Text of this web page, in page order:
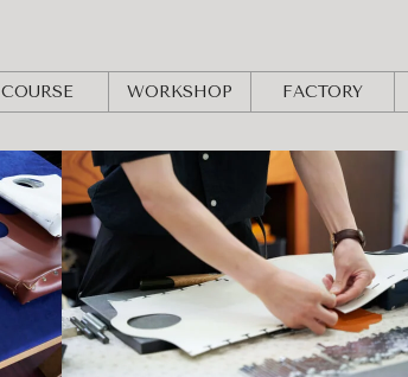
COURSE WORKSHOP FACTORY